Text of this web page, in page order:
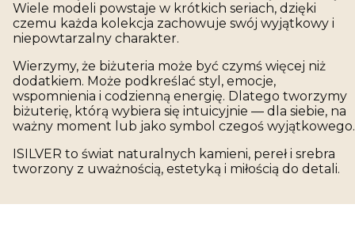
Wiele modeli powstaje w krótkich seriach, dzięki
czemu każda kolekcja zachowuje swój wyjątkowy i
niepowtarzalny charakter.
Wierzymy, że biżuteria może być czymś więcej niż
dodatkiem. Może podkreślać styl, emocje,
wspomnienia i codzienną energię. Dlatego tworzymy
biżuterię, którą wybiera się intuicyjnie — dla siebie, na
ważny moment lub jako symbol czegoś wyjątkowego.
ISILVER to świat naturalnych kamieni, pereł i srebra
tworzony z uważnością, estetyką i miłością do detali.